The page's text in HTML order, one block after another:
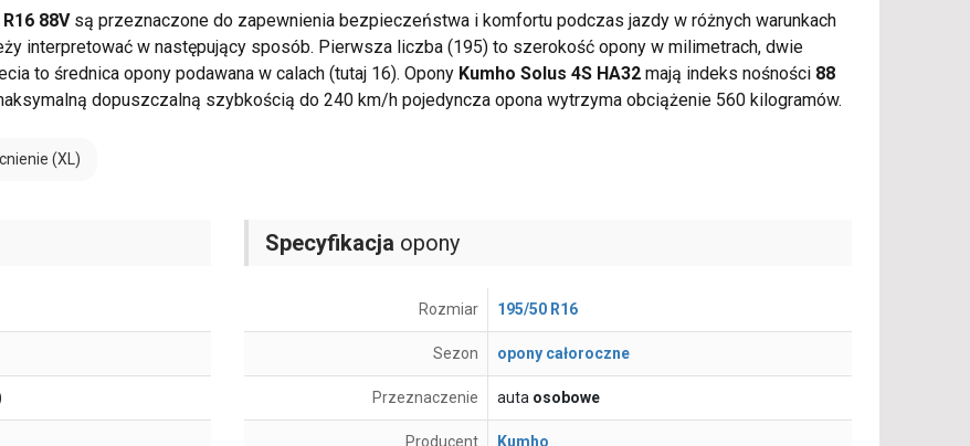
88Vsą przeznaczone do zapewnienia bezpieczeństwa i komfortu podczas jazdy w różnych warunkach
interpretować w następujący sposób. Pierwsza liczba (195) to szerokość opony w milimetrach, dwie
to średnica opony podawana w calach (tutaj 16). Opony Kumho Solus 4S HA32 mają indeks nośności 88
dopuszczalną szybkością do 240 km/h pojedyncza opona wytrzyma obciążenie 560 kilogramów.
(XL)
Specyfikacja opony
Rozmiar 195/50 R16
Sezon opony całoroczne
Przeznaczenie auta osobowe
Producent Kumho